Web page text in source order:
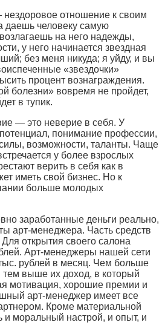
отношение к своим
даешь человеку самую
на него надежды,
у него начинается звездная
без меня никуда; я уйду, и вы
«звездочки»
процент вознаграждения.
болезни» вовремя не пройдет,
в тупик.
— это неверие в себя. У
потенциал, понимание профессии,
возможности, таланты. Чаще
у более взрослых
верить в себя как в
иметь свой бизнес. Но к
больше молодых
заработанные деньги реально,
арт-менеджера. Часть средств
открытия своего салона
Арт-менеджеры нашей сети
рублей в месяц. Чем больше
тем выше их доход, в который
мотивация, хорошие премии и
арт-менеджер имеет все
Кроме материальной
и моральный настрой, и опыт, и